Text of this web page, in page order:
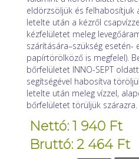
eldörzsöljük és felhabosítjuk
letelte után a kézről
kézfelületet meleg
szárítására–szükség esetén-
papírtörölköző is megfelel).
bőrfelületet INNO-SEPT
segítségével habosítva
letelte után meleg vízzel,
bőrfelületet törüljük szárazra.
Nettó: 1 940 Ft
Bruttó: 2 464 Ft